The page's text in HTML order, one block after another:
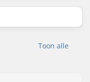
Toon alle